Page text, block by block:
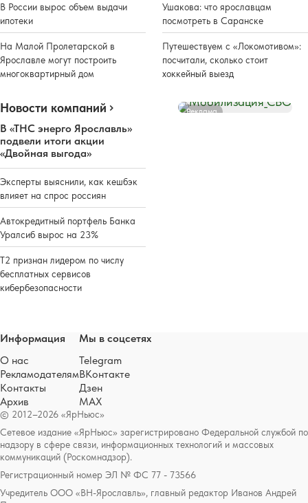
В России вырос объем выдачи
ипотеки
На Малой Пролетарской в
Ярославле могут построить
многоквартирный дом
Ушакова: что ярославцам
посмотреть в Саранске
Путешествуем с «Локомотивом»:
посчитали, сколько стоит
хоккейный выезд
Новости компаний
В «ТНС энерго Ярославль»
подвели итоги акции
«Двойная выгода»
Эксперты выяснили, как кешбэк
влияет на спрос россиян
Автокредитный портфель Банка
Уралсиб вырос на 23%
Т2 признан лидером по числу
бесплатных сервисов
кибербезопасности
Реклама
© 2012–2026 «ЯрНьюс»
Сетевое издание «ЯрНьюс» зарегистрировано Федеральной службой по
надзору в сфере связи, информационных технологий и массовых
коммуникаций (Роскомнадзор).
Регистрационный номер ЭЛ № ФС 77 - 73566
Учредитель ООО «ВН-Ярославль», главный редактор Иванов Андрей
Информация
О нас
Рекламодателям
Контакты
Архив
Мы в соцсетях
Telegram
ВКонтакте
Дзен
MAX